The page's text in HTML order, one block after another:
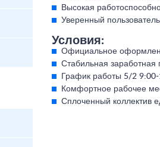
Высокая
Уверенный
Условия:
Официальное
Стабильная заработная
График работы 5/2
Комфортное рабочее
Сплоченный коллектив